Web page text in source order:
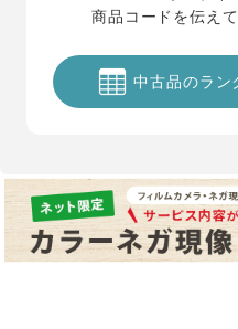
商品コードを伝え
中古品のラン